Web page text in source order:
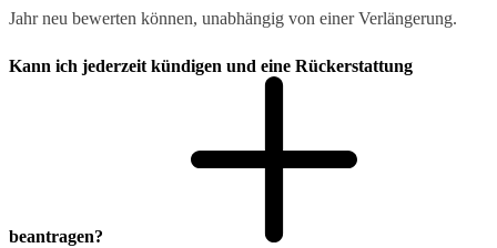
Jahr neu bewerten können, unabhängig von einer Verlängerung.
Kann ich jederzeit kündigen und eine Rückerstattung
beantragen?